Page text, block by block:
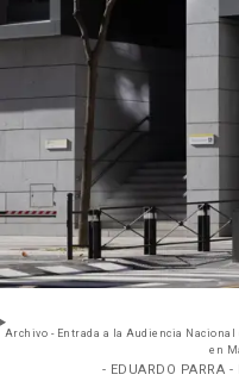
Archivo - Entrada a la Audiencia Nacional
en
- EDUARDO PARRA -